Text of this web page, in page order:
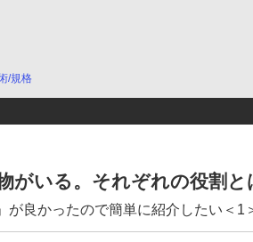
/規格
がいる。それぞれの役割と
が良かったので簡単に紹介したい＜1